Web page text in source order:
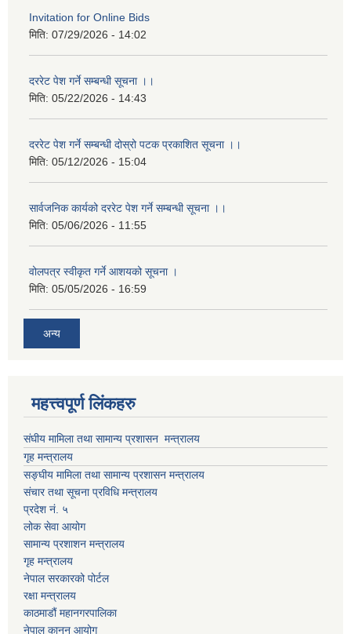
Invitation for Online Bids
मिति: 07/29/2026 - 14:02
दररेट पेश गर्ने सम्बन्धी सूचना ।।
मिति: 05/22/2026 - 14:43
दररेट पेश गर्ने सम्बन्धी दोस्रो पटक प्रकाशित सूचना ।।
मिति: 05/12/2026 - 15:04
सार्वजनिक कार्यको दररेट पेश गर्ने सम्बन्धी सूचना ।।
मिति: 05/06/2026 - 11:55
वोलपत्र स्वीकृत गर्ने आशयको सूचना ।
मिति: 05/05/2026 - 16:59
अन्य
महत्त्वपूर्ण लिंकहरु
संघीय मामिला तथा सामान्य प्रशासन मन्त्रालय
गृह मन्त्रालय
सङ्घीय मामिला तथा सामान्य प्रशासन मन्त्रालय
संचार तथा सूचना प्रविधि मन्त्रालय
प्रदेश नं. ५
लोक सेवा आयोग
सामान्य प्रशाशन मन्त्रालय
गृह मन्त्रालय
नेपाल सरकारको पोर्टल
रक्षा मन्त्रालय
काठमाडौं महानगरपालिका
नेपाल कानुन आयोग